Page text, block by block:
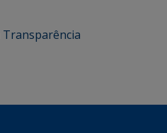
Transparência